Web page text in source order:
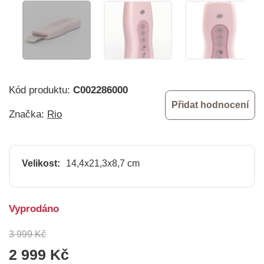
Kód produktu: C002286000
Značka: Rio
Přidat hodnocení
Velikost: 14,4x21,3x8,7 cm
3 999 Kč
2 999 Kč
Vyprodáno